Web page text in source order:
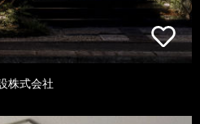
株式会社